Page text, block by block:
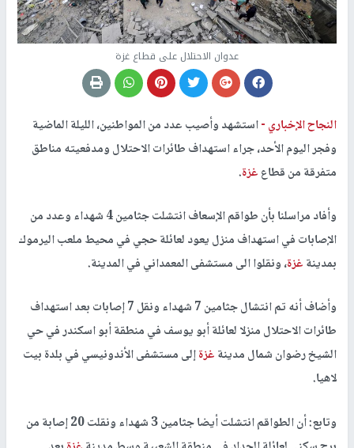
عدوان الاحتلال على قطاع غزة
النجاح الإخباري -استشهد وأصيب عدد من المواطنين، الليلة الماضية
وفجر اليوم الأحد، جراء استهداف طائرات الاحتلال ومدفعيته مناطق
متفرقة من قطاعغزة.
وأفاد مراسلنا بأن طواقم الإسعاف انتشلت جثامين 4 شهداء وعدد من
الإصابات في استهداف منزل يعود لعائلة حجي في محيط ملعب اليرموك
بمدينةغزة، ونقلوا الى مستشفى المعمداني في المدينة.
وأضاف أنه تم انتشال جثامين 7 شهداء ونقل 7 إصابات بعد استهداف
طائرات الاحتلال منزلا لعائلة أبو يوسف في منطقة أبو اسكندر في حي
الشيخ رضوان شمال مدينةغزةإلى مستشفى الأندونيسي في بلدة بيت
لاهيا.
وتابع: أن الطواقم انتشلت أيضا جثامين 3 شهداء ونقلت 20 إصابة من